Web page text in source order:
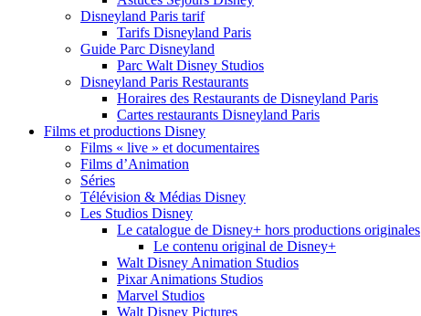
Disneyland Paris tarif
Tarifs Disneyland Paris
Guide Parc Disneyland
Parc Walt Disney Studios
Disneyland Paris Restaurants
Horaires des Restaurants de Disneyland Paris
Cartes restaurants Disneyland Paris
Films et productions Disney
Films « live » et documentaires
Films d’Animation
Séries
Télévision & Médias Disney
Les Studios Disney
Le catalogue de Disney+ hors productions originales
Le contenu original de Disney+
Walt Disney Animation Studios
Pixar Animations Studios
Marvel Studios
Walt Disney Pictures